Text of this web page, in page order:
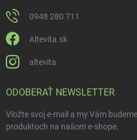
0948 280 711
Altevita.sk
altevita
ODOBERAŤ NEWSLETTER
Vložte svoj e-mail a my Vám
produktoch na našom e-shope.